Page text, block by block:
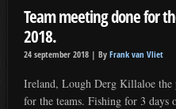
Team meeting done for
2018.
24 september 2018 | By Frank van Vliet
Ireland, Lough Derg Killaloe the
for the teams. Fishing for 3 days